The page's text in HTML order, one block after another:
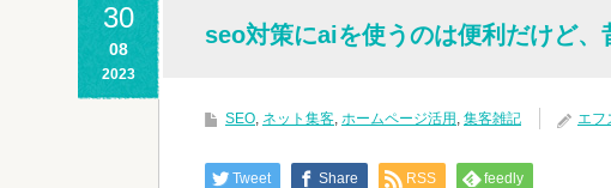
30
08
2023
seo対策にaiを使うのは便利だけど、
SEO, ネット集客, ホームページ活用 , 集客雑記 エフ
Tweet Share RSS feedly